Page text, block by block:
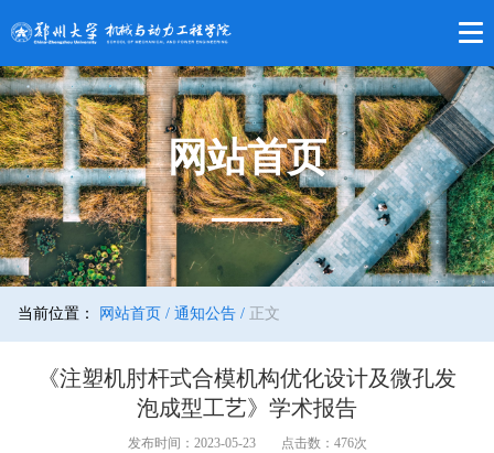
网站首页
当前位置： 网站首页 / 通知公告 / 正文
《注塑机肘杆式合模机构优化设计及微孔发
泡成型工艺》学术报告
发布时间：2023-05-23 点击数： 476次